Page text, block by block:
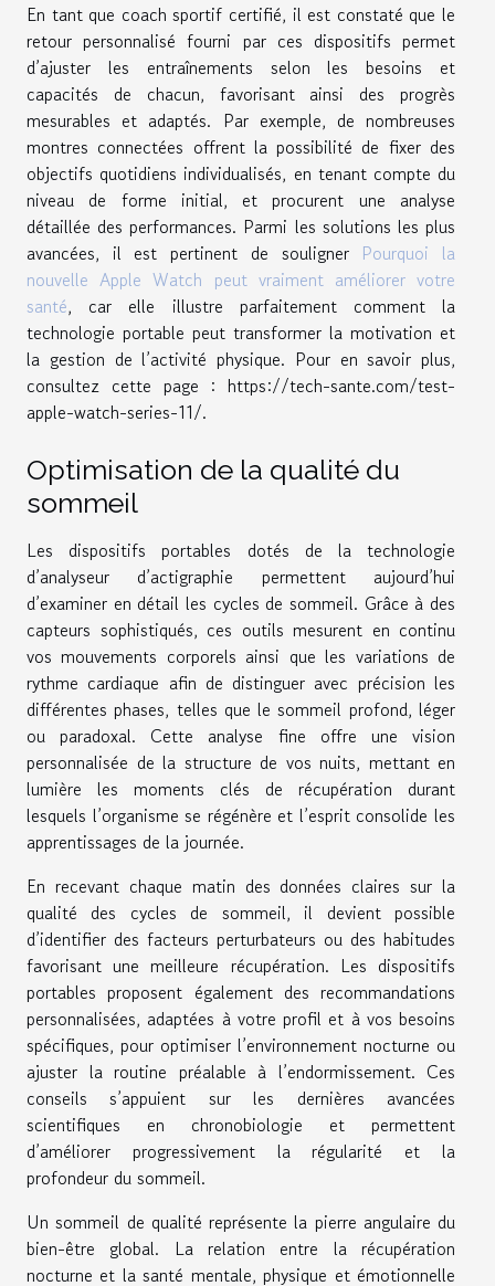
En tant que coach sportif certifié, il est constaté que le
retour personnalisé fourni par ces dispositifs permet
d’ajuster les entraînements selon les besoins et
capacités de chacun, favorisant ainsi des progrès
mesurables et adaptés. Par exemple, de nombreuses
montres connectées offrent la possibilité de fixer des
objectifs quotidiens individualisés, en tenant compte du
niveau de forme initial, et procurent une analyse
détaillée des performances. Parmi les solutions les plus
avancées, il est pertinent de souligner Pourquoi la
nouvelle Apple Watch peut vraiment améliorer votre
santé, car elle illustre parfaitement comment la
technologie portable peut transformer la motivation et
la gestion de l’activité physique. Pour en savoir plus,
consultez cette page : https://tech-sante.com/test-
apple-watch-series-11/.
Optimisation de la qualité du
sommeil
Les dispositifs portables dotés de la technologie
d’analyseur d’actigraphie permettent aujourd’hui
d’examiner en détail les cycles de sommeil. Grâce à des
capteurs sophistiqués, ces outils mesurent en continu
vos mouvements corporels ainsi que les variations de
rythme cardiaque afin de distinguer avec précision les
différentes phases, telles que le sommeil profond, léger
ou paradoxal. Cette analyse fine offre une vision
personnalisée de la structure de vos nuits, mettant en
lumière les moments clés de récupération durant
lesquels l’organisme se régénère et l’esprit consolide les
apprentissages de la journée.
En recevant chaque matin des données claires sur la
qualité des cycles de sommeil, il devient possible
d’identifier des facteurs perturbateurs ou des habitudes
favorisant une meilleure récupération. Les dispositifs
portables proposent également des recommandations
personnalisées, adaptées à votre profil et à vos besoins
spécifiques, pour optimiser l’environnement nocturne ou
ajuster la routine préalable à l’endormissement. Ces
conseils s’appuient sur les dernières avancées
scientifiques en chronobiologie et permettent
d’améliorer progressivement la régularité et la
profondeur du sommeil.
Un sommeil de qualité représente la pierre angulaire du
bien-être global. La relation entre la récupération
nocturne et la santé mentale, physique et émotionnelle